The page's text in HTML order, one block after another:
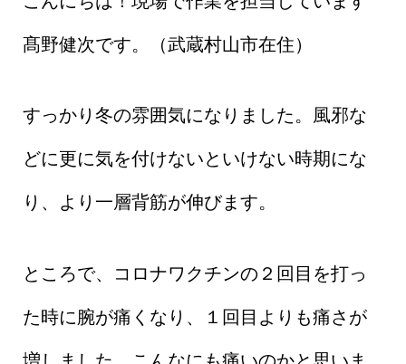
髙野健次です。（武蔵村山市在住）
すっかり冬の雰囲気になりました。風邪な
どに更に気を付けないといけない時期にな
り、より一層背筋が伸びます。
ところで、コロナワクチンの２回目を打っ
た時に腕が痛くなり、１回目よりも痛さが